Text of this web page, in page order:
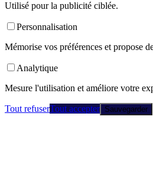
Utilisé pour la publicité ciblée.
Personnalisation
Mémorise vos préférences et propose
Analytique
Mesure l'utilisation et améliore votre
Tout refuserTout accepter